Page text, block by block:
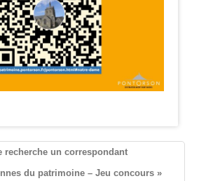
recherche un correspondant
du patrimoine – Jeu concours »